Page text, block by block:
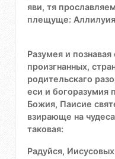
яви, тя
плещуще:
Разумея и
произгнанных,
родительскаго
еси и богоразумия
Божия, Паисие
взирающе на
таковая:
Радуйся,